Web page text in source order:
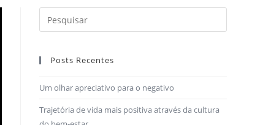
Posts Recentes
Um olhar apreciativo para o negativo
Trajetória de vida mais positiva através da cultura